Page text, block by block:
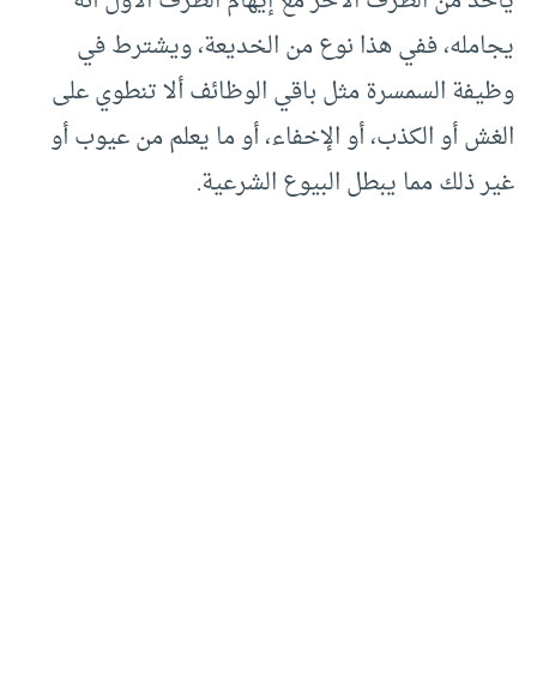
يجامله، ففي هذا نوع من الخديعة، ويشترط في
وظيفة السمسرة مثل باقي الوظائف ألا تنطوي على
الغش أو الكذب، أو الإخفاء، أو ما يعلم من عيوب أو
غير ذلك مما يبطل البيوع الشرعية.